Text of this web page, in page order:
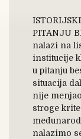
PITANJU
nalazi na
institucije
u pitanju
situacija
nije
stroge
nalazimo